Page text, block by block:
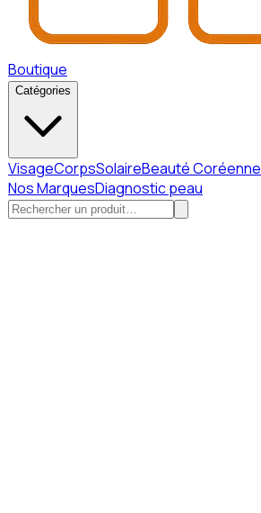
Boutique
Catégories
VisageCorpsSolaireBeauté Coréenne
Nos MarquesDiagnostic peau